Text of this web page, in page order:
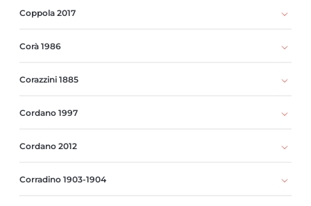
Coppola 2017
Corà 1986
Corazzini 1885
Cordano 1997
Cordano 2012
Corradino 1903-1904